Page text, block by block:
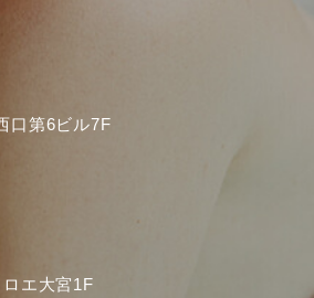
口第6ビル7F
エ大宮1F